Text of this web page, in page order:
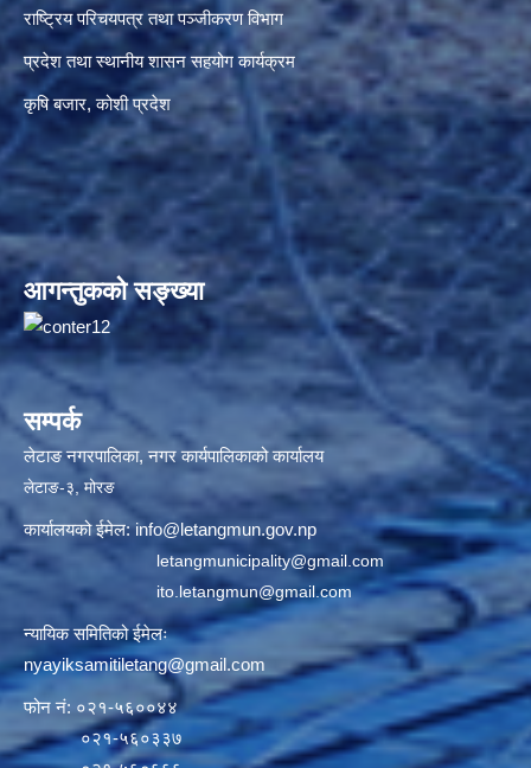
राष्ट्रिय परिचयपत्र तथा पञ्जीकरण विभाग
प्रदेश तथा स्थानीय शासन सहयोग कार्यक्रम
कृषि बजार, कोशी प्रदेश
आगन्तुकको सङ्ख्या
सम्पर्क
लेटाङ नगरपालिका, नगर कार्यपालिकाको कार्यालय
लेटाङ-३, मोरङ
कार्यालयको ईमेल:info@letangmun.gov.np
letangmunicipality@gmail.com
ito.letangmun@gmail.com
न्यायिक समितिको ईमेलः
nyayiksamitiletang@gmail.com
फोन नं: ०२१-५६००४४
०२१-५६०३३७